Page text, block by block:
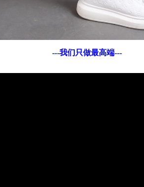
---我们只做最高端---